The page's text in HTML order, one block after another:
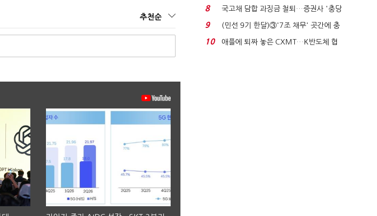
추천순
비 0.2% 감소...
8
국고채 담합 과징금 철퇴…증권사 '충당
금 폭탄' 우려...
9
(민선 9기 한달)③'7조 채무' 곳간에 충
격…추미애, 20년...
10
애플에 퇴짜 놓은 CXMT…K반도체 협